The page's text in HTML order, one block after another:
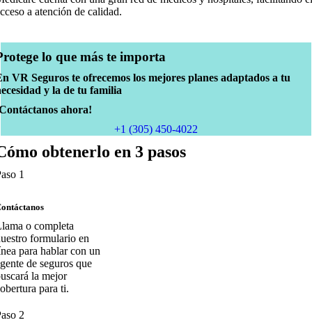
a atención de calidad.
lo que más te importa
VR Seguros te ofrecemos los mejores planes adaptados a tu
y la de tu familia
ahora!
+1 (305) 450-4022
obtenerlo en 3 pasos
1
o completa
formulario en
para hablar con un
de seguros que
la mejor
para ti.
2